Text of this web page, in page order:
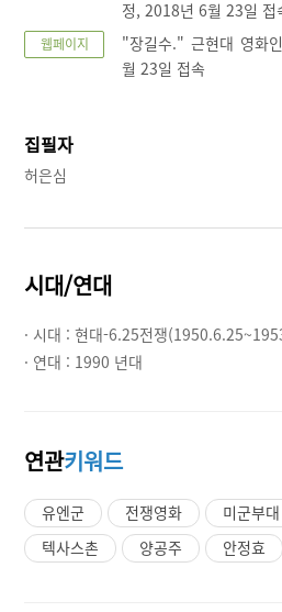
정, 2018년 6월 23일 접
웹페이지
"장길수." 근현대 영화
월 23일 접속
집필자
허은심
시대/연대
· 시대 :현대-6.25전쟁
· 연대 : 1990 년대
연관키워드
유엔군 전쟁영화 미군부대
텍사스촌
양공주 안정효